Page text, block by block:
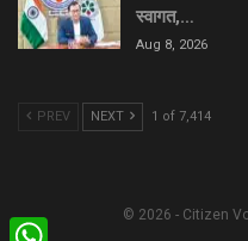
स्वागत,…
Aug 8, 2026
PREV NEXT 1 of 7,414
© 2026 - Citizen